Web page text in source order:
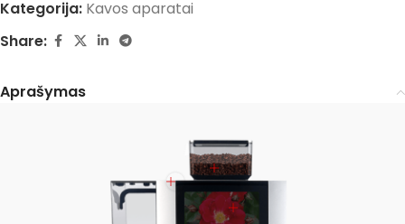
Kategorija: Kavos aparatai
Share:
Aprašymas